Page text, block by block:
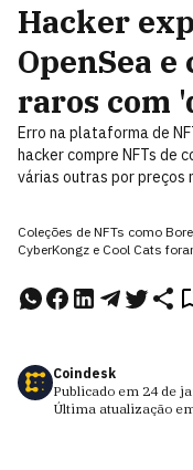
Hacker
OpenSea
raros com
Erro na plataforma de
hacker compre NFTs de
várias outras por preços
Coleções de NFTs como
CyberKongz e Cool Cats
Coindesk
Publicado em 24 de
Última atualização